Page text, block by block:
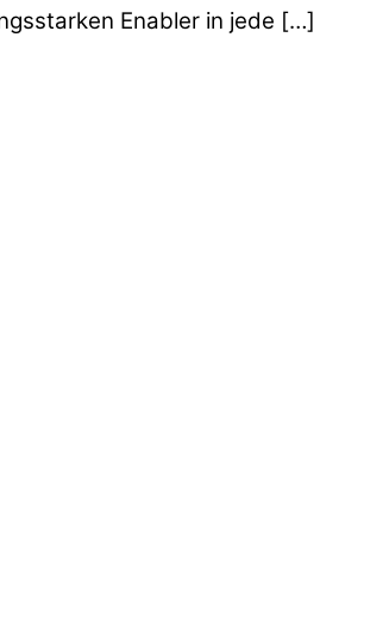
Enabler in jede […]